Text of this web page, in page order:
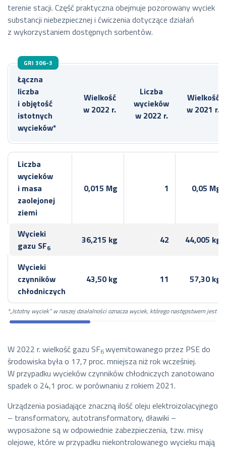
terenie stacji. Część praktyczna obejmuje pozorowany wyciek
substancji niebezpiecznej i ćwiczenia dotyczące działań
z wykorzystaniem dostępnych sorbentów.
GRI 306-3
Łączna
liczba
i objętość
istotnych
wycieków*
Wielkość
w 2022 r.
Liczba
wycieków
w 2022 r.
Wielkość
w 2021 r.
Liczba
wycieków
i masa
zaolejonej
ziemi
0,015 Mg 1 0,05 Mg
Wycieki
gazu SF6
36,215 kg 42 44,005 kg
Wycieki
czynników
chłodniczych
43,50 kg 11 57,30 kg
*„Istotny wyciek” w naszej działalności oznacza wyciek, którego następstwem jest
W 2022 r. wielkość gazu SF6wyemitowanego przez PSE do
środowiska była o 17,7 proc. mniejsza niż rok wcześniej.
W przypadku wycieków czynników chłodniczych zanotowano
spadek o 24,1 proc. w porównaniu z rokiem 2021.
Urządzenia posiadające znaczną ilość oleju elektroizolacyjnego
– transformatory, autotransformatory, dławiki –
wyposażone są w odpowiednie zabezpieczenia, tzw. misy
olejowe, które w przypadku niekontrolowanego wycieku mają